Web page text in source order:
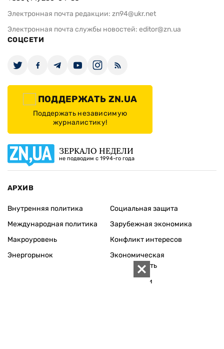
Электронная почта редакции: zn94@ukr.net
Электронная почта службы новостей: editor@zn.ua
СОЦСЕТИ
ПОДДЕРЖАТЬ ZN.UA
Поддержать независимую
журналистику!
ЗЕРКАЛО НЕДЕЛИ
не подводим с 1994-го года
АРХИВ
Внутренняя политика
Международная политика
Макроуровень
Энергорынок
Социальная защита
Зарубежная экономика
Конфликт интересов
Экономическая
безопасность
Персоналии